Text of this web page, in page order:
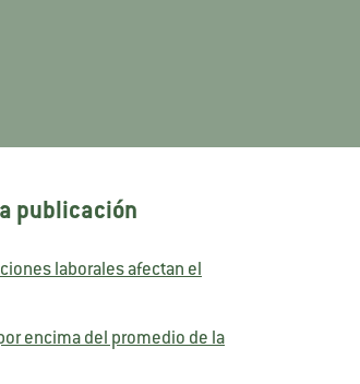
publicación
laborales afectan el
encima del promedio de la